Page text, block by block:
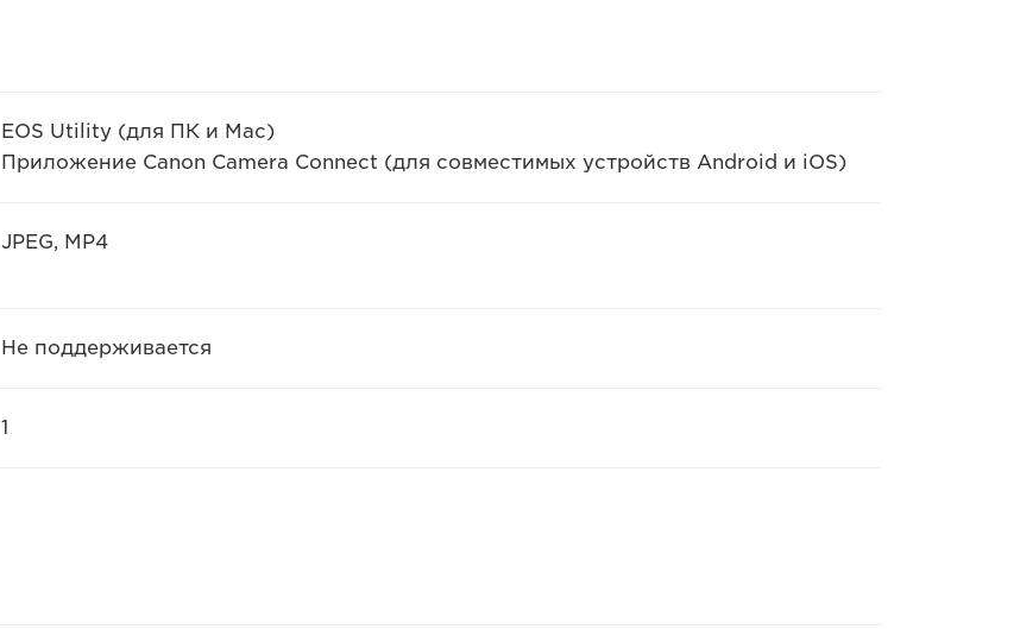
EOS Utility (для ПК и Mac)
Приложение Canon Camera Connect (для совместимых устройств Android и iOS)
JPEG, MP4
Не поддерживается
1